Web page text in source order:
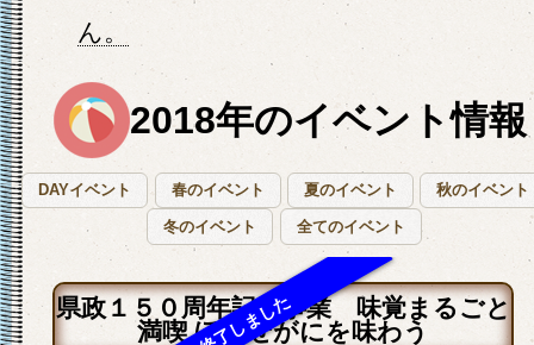
ん。
2018年のイベント情報
DAYイベント 春のイベント 夏のイベント 秋のイベント
冬のイベント 全てのイベント
県政１５０周年記念事業 味覚まるごと
満喫 ぼうぜがにを味わう